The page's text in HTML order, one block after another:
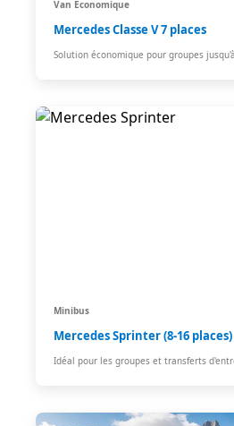
Van Économique
Mercedes Classe V 7 places
Solution économique pour groupes
Minibus
Mercedes Sprinter (8-16 places)
Idéal pour les groupes et transferts